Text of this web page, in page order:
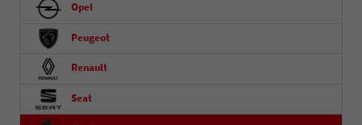
Opel
Peugeot
Renault
Seat